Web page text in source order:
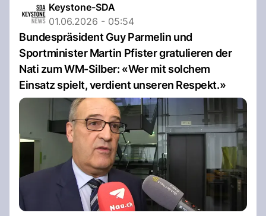
Keystone-SDA
01.06.2026 - 05:54
Bundespräsident Guy Parmelin und
Sportminister Martin Pfister gratulieren der
Nati zum WM-Silber: «Wer mit solchem
Einsatz spielt, verdient unseren Respekt.»